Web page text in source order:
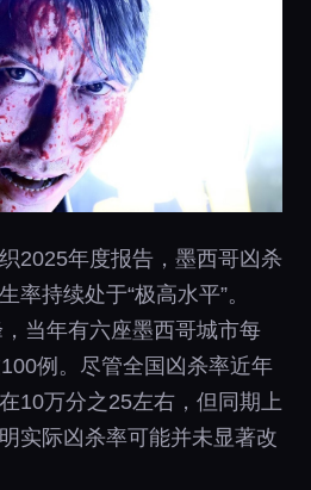
2025年度报告，墨西哥凶杀
率持续处于“极高水平”。
当年有六座墨西哥城市每
例。尽管全国凶杀率近年
10万分之25左右，但同期上
实际凶杀率可能并未显著改